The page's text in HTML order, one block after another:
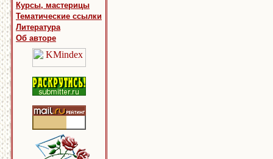
Курсы, мастерицы
Тематические ссылки
Литература
Об авторе